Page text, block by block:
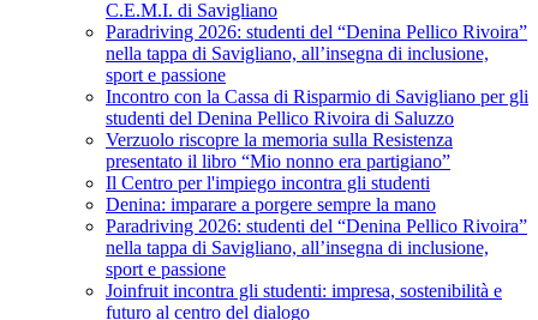
C.E.M.I. di Savigliano
Paradriving 2026: studenti del “Denina Pellico Rivoira”
nella tappa di Savigliano, all’insegna di inclusione,
sport e passione
Incontro con la Cassa di Risparmio di Savigliano per gli
studenti del Denina Pellico Rivoira di Saluzzo
Verzuolo riscopre la memoria sulla Resistenza
presentato il libro “Mio nonno era partigiano”
Il Centro per l'impiego incontra gli studenti
Denina: imparare a porgere sempre la mano
Paradriving 2026: studenti del “Denina Pellico Rivoira”
nella tappa di Savigliano, all’insegna di inclusione,
sport e passione
Joinfruit incontra gli studenti: impresa, sostenibilità e
futuro al centro del dialogo